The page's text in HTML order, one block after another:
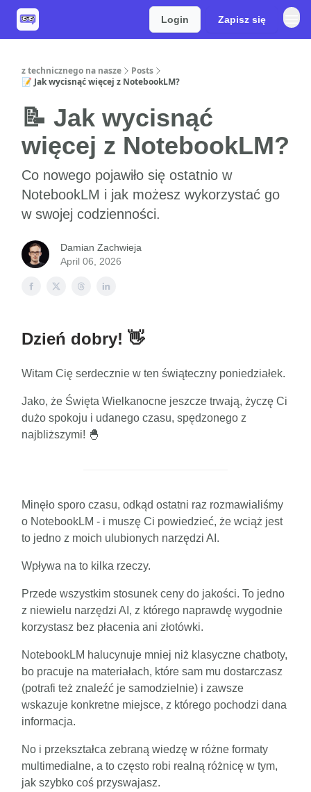
Login Zapisz się
z technicznego na nasze
Posts
📝 Jak wycisnąć więcej z NotebookLM?
📝 Jak wycisnąć
więcej z NotebookLM?
Co nowego pojawiło się ostatnio w
NotebookLM i jak możesz wykorzystać go
w swojej codzienności.
Damian Zachwieja
April 06, 2026
Dzień dobry! 👋
Witam Cię serdecznie w ten świąteczny poniedziałek.
Jako, że Święta Wielkanocne jeszcze trwają, życzę Ci
dużo spokoju i udanego czasu, spędzonego z
najbliższymi! 🐣
Minęło sporo czasu, odkąd ostatni raz rozmawialiśmy
o NotebookLM - i muszę Ci powiedzieć, że wciąż jest
to jedno z moich ulubionych narzędzi AI.
Wpływa na to kilka rzeczy.
Przede wszystkim stosunek ceny do jakości. To jedno
z niewielu narzędzi AI, z którego naprawdę wygodnie
korzystasz bez płacenia ani złotówki.
NotebookLM halucynuje mniej niż klasyczne chatboty,
bo pracuje na materiałach, które sam mu dostarczasz
(potrafi też znaleźć je samodzielnie) i zawsze
wskazuje konkretne miejsce, z którego pochodzi dana
informacja.
No i przekształca zebraną wiedzę w różne formaty
multimedialne, a to często robi realną różnicę w tym,
jak szybko coś przyswajasz.